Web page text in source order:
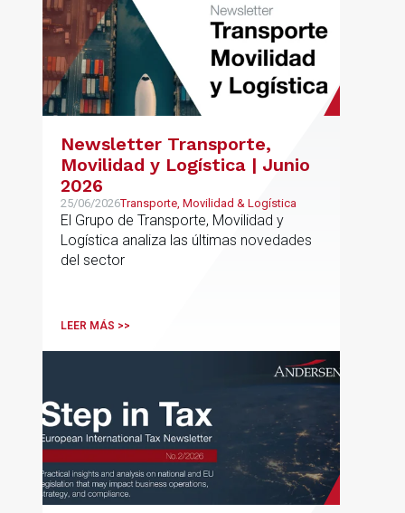
Newsletter Transporte,
Movilidad y Logística | Junio
2026
25/06/2026Transporte, Movilidad & Logística
El Grupo de Transporte, Movilidad y
Logística analiza las últimas novedades
del sector
LEER MÁS >>